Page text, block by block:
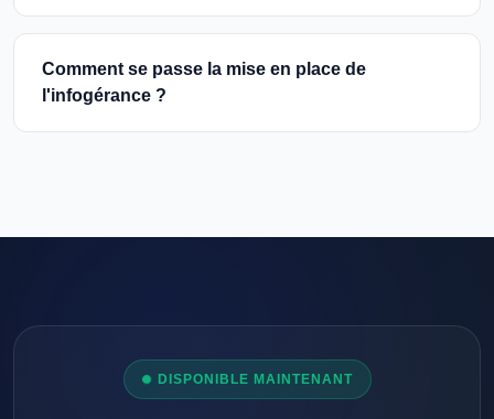
Comment se passe la mise en place de
l'infogérance ?
DISPONIBLE MAINTENANT